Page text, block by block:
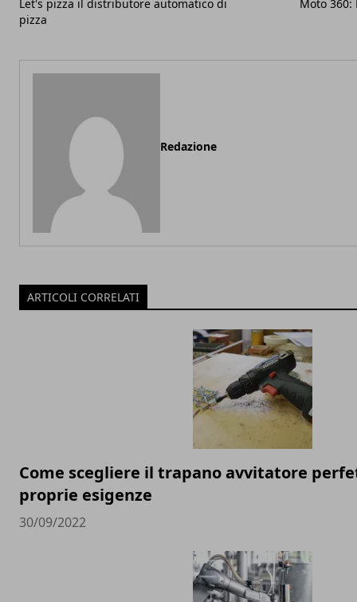
Let's pizza il distributore automatico di
pizza
Moto
Redazione
ARTICOLI CORRELATI
Come scegliere il trapano avvitatore
proprie esigenze
30/09/2022